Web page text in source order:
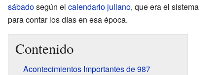
sábadosegún el calendario juliano, que era el sistema
para contar los días en esa época.
Contenido
Acontecimientos Importantes de 987